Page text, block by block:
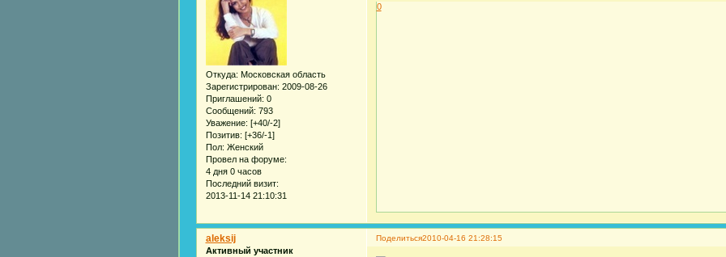
Откуда: Московская область
Зарегистрирован: 2009-08-26
Приглашений: 0
Сообщений: 793
Уважение: [+40/-2]
Позитив: [+36/-1]
Пол: Женский
Провел на форуме:
4 дня 0 часов
Последний визит:
2013-11-14 21:10:31
0
Поделиться2010-04-16 21:28:15
aleksij
Активный участник